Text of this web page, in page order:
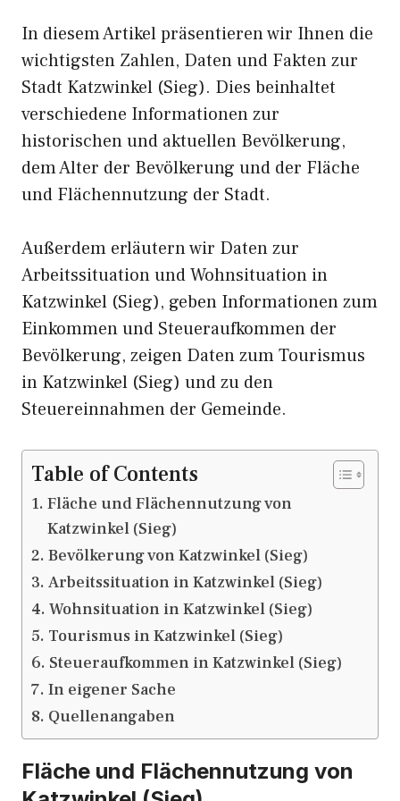
In diesem Artikel präsentieren wir Ihnen die
wichtigsten Zahlen, Daten und Fakten zur
Stadt Katzwinkel (Sieg). Dies beinhaltet
verschiedene Informationen zur
historischen und aktuellen Bevölkerung,
dem Alter der Bevölkerung und der Fläche
und Flächennutzung der Stadt.
Außerdem erläutern wir Daten zur
Arbeitssituation und Wohnsituation in
Katzwinkel (Sieg), geben Informationen zum
Einkommen und Steueraufkommen der
Bevölkerung, zeigen Daten zum Tourismus
in Katzwinkel (Sieg) und zu den
Steuereinnahmen der Gemeinde.
Table of Contents
Fläche und Flächennutzung von
Katzwinkel (Sieg)
Bevölkerung von Katzwinkel (Sieg)
Arbeitssituation in Katzwinkel (Sieg)
Wohnsituation in Katzwinkel (Sieg)
Tourismus in Katzwinkel (Sieg)
Steueraufkommen in Katzwinkel (Sieg)
In eigener Sache
Quellenangaben
Fläche und Flächennutzung von